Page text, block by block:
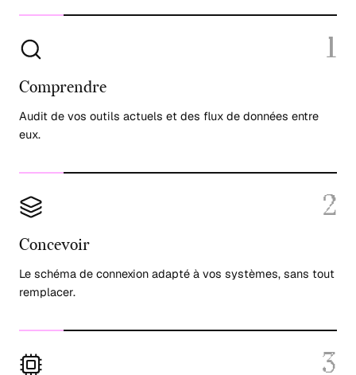
1
Comprendre
Audit de vos outils actuels et des flux de données entre
eux.
2
Concevoir
Le schéma de connexion adapté à vos systèmes, sans tout
remplacer.
3